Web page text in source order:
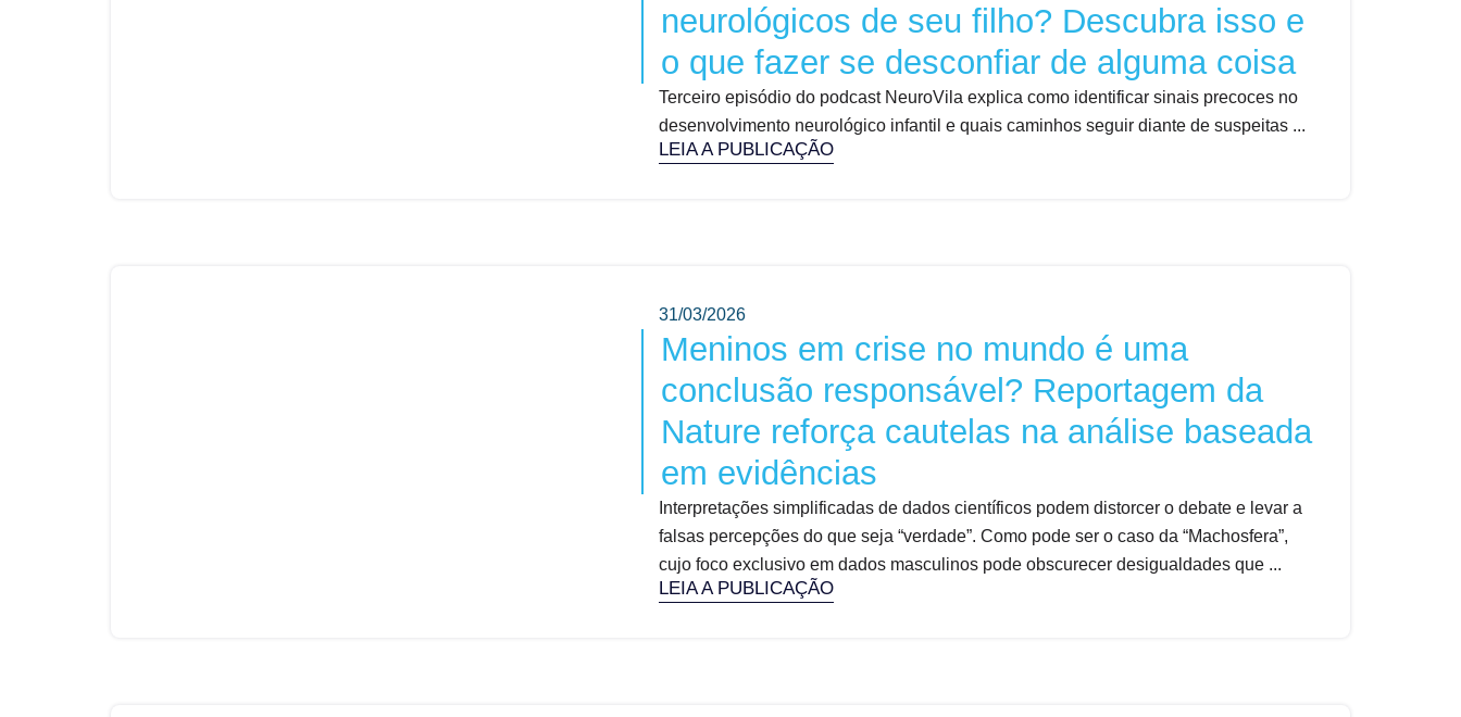
neurológicos de seu filho? Descubra isso e
o que fazer se desconfiar de alguma coisa
Terceiro episódio do podcast NeuroVila explica como identificar sinais precoces no
desenvolvimento neurológico infantil e quais caminhos seguir diante de suspeitas ...
LEIA A PUBLICAÇÃO
31/03/2026
Meninos em crise no mundo é uma
conclusão responsável? Reportagem da
Nature reforça cautelas na análise baseada
em evidências
Interpretações simplificadas de dados científicos podem distorcer o debate e levar a
falsas percepções do que seja “verdade”. Como pode ser o caso da “Machosfera”,
cujo foco exclusivo em dados masculinos pode obscurecer desigualdades que ...
LEIA A PUBLICAÇÃO